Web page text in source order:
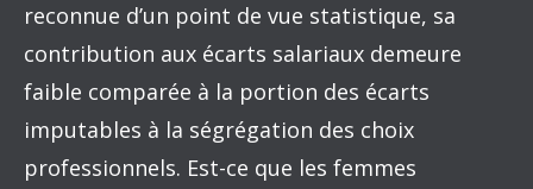
reconnue d’un point de vue statistique, sa
contribution aux écarts salariaux demeure
faible comparée à la portion des écarts
imputables à la ségrégation des choix
professionnels. Est-ce que les femmes